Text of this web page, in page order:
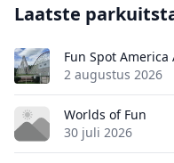
Laatste
Fun Spot America
2 augustus 2026
Worlds of Fun
30 juli 2026